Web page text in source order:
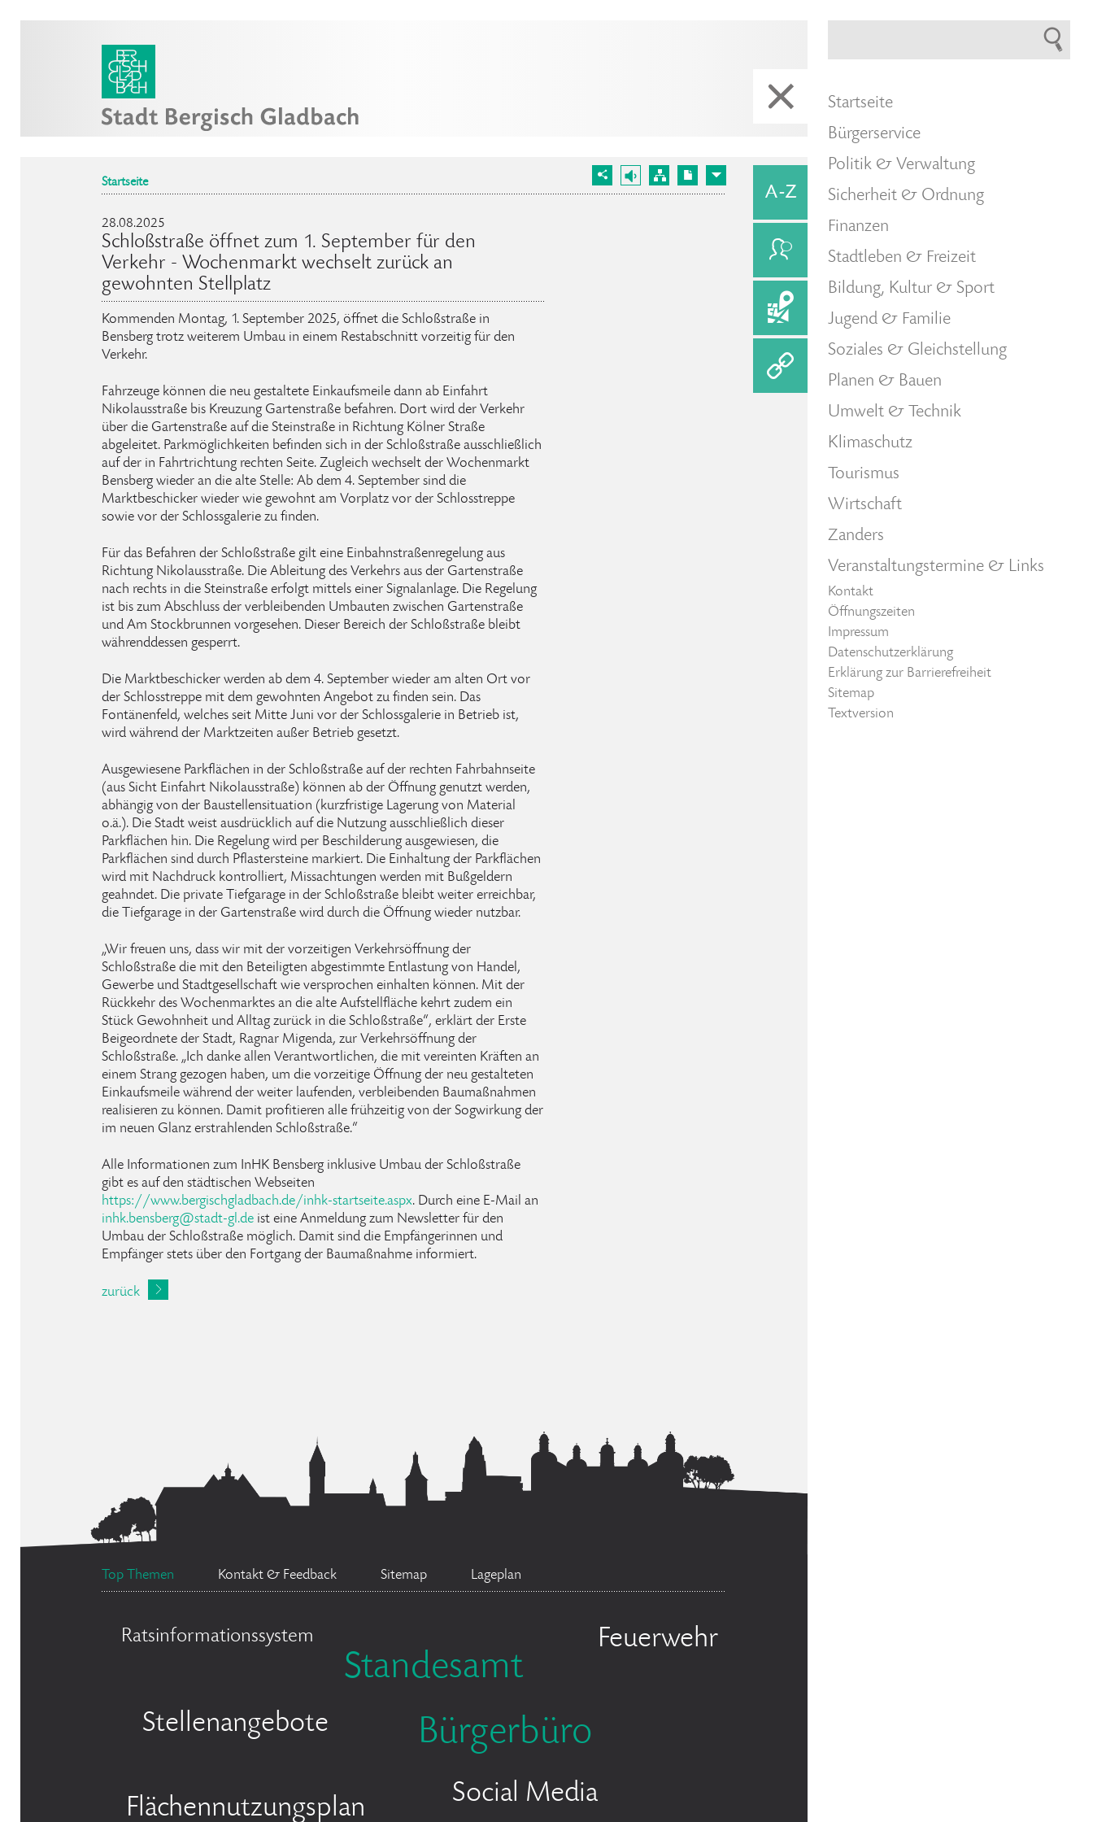
Startseite
28.08.2025
Schloßstraße öffnet zum 1. September für den
Verkehr - Wochenmarkt wechselt zurück an
gewohnten Stellplatz
Kommenden Montag, 1. September 2025, öffnet die Schloßstraße in
Bensberg trotz weiterem Umbau in einem Restabschnitt vorzeitig für den
Verkehr.
Fahrzeuge können die neu gestaltete Einkaufsmeile dann ab Einfahrt
Nikolausstraße bis Kreuzung Gartenstraße befahren. Dort wird der Verkehr
über die Gartenstraße auf die Steinstraße in Richtung Kölner Straße
abgeleitet. Parkmöglichkeiten befinden sich in der Schloßstraße ausschließlich
auf der in Fahrtrichtung rechten Seite. Zugleich wechselt der Wochenmarkt
Bensberg wieder an die alte Stelle: Ab dem 4. September sind die
Marktbeschicker wieder wie gewohnt am Vorplatz vor der Schlosstreppe
sowie vor der Schlossgalerie zu finden.
Für das Befahren der Schloßstraße gilt eine Einbahnstraßenregelung aus
Richtung Nikolausstraße. Die Ableitung des Verkehrs aus der Gartenstraße
nach rechts in die Steinstraße erfolgt mittels einer Signalanlage. Die Regelung
ist bis zum Abschluss der verbleibenden Umbauten zwischen Gartenstraße
und Am Stockbrunnen vorgesehen. Dieser Bereich der Schloßstraße bleibt
währenddessen gesperrt.
Die Marktbeschicker werden ab dem 4. September wieder am alten Ort vor
der Schlosstreppe mit dem gewohnten Angebot zu finden sein. Das
Fontänenfeld, welches seit Mitte Juni vor der Schlossgalerie in Betrieb ist,
wird während der Marktzeiten außer Betrieb gesetzt.
Ausgewiesene Parkflächen in der Schloßstraße auf der rechten Fahrbahnseite
(aus Sicht Einfahrt Nikolausstraße) können ab der Öffnung genutzt werden,
abhängig von der Baustellensituation (kurzfristige Lagerung von Material
o.ä.). Die Stadt weist ausdrücklich auf die Nutzung ausschließlich dieser
Parkflächen hin. Die Regelung wird per Beschilderung ausgewiesen, die
Parkflächen sind durch Pflastersteine markiert. Die Einhaltung der Parkflächen
wird mit Nachdruck kontrolliert, Missachtungen werden mit Bußgeldern
geahndet. Die private Tiefgarage in der Schloßstraße bleibt weiter erreichbar,
die Tiefgarage in der Gartenstraße wird durch die Öffnung wieder nutzbar.
„Wir freuen uns, dass wir mit der vorzeitigen Verkehrsöffnung der
Schloßstraße die mit den Beteiligten abgestimmte Entlastung von Handel,
Gewerbe und Stadtgesellschaft wie versprochen einhalten können. Mit der
Rückkehr des Wochenmarktes an die alte Aufstellfläche kehrt zudem ein
Stück Gewohnheit und Alltag zurück in die Schloßstraße“, erklärt der Erste
Beigeordnete der Stadt, Ragnar Migenda, zur Verkehrsöffnung der
Schloßstraße. „Ich danke allen Verantwortlichen, die mit vereinten Kräften an
einem Strang gezogen haben, um die vorzeitige Öffnung der neu gestalteten
Einkaufsmeile während der weiter laufenden, verbleibenden Baumaßnahmen
realisieren zu können. Damit profitieren alle frühzeitig von der Sogwirkung der
im neuen Glanz erstrahlenden Schloßstraße.“
Alle Informationen zum InHK Bensberg inklusive Umbau der Schloßstraße
gibt es auf den städtischen Webseiten
https://www.bergischgladbach.de/inhk-startseite.aspx. Durch eine E-Mail an
inhk.bensberg@stadt-gl.de ist eine Anmeldung zum Newsletter für den
Umbau der Schloßstraße möglich. Damit sind die Empfängerinnen und
Empfänger stets über den Fortgang der Baumaßnahme informiert.
zurück
Top Themen Kontakt & Feedback Sitemap Lageplan
Ratsinformationssystem
Standesamt
Feuerwehr
Stellenangebote Bürgerbüro
Flächennutzungsplan Social Media
Startseite
Bürgerservice
Politik & Verwaltung
Sicherheit & Ordnung
Finanzen
Stadtleben & Freizeit
Bildung, Kultur & Sport
Jugend & Familie
Soziales & Gleichstellung
Planen & Bauen
Umwelt & Technik
Klimaschutz
Tourismus
Wirtschaft
Zanders
Veranstaltungstermine & Links
Kontakt
Öffnungszeiten
Impressum
Datenschutzerklärung
Erklärung zur Barrierefreiheit
Sitemap
Textversion